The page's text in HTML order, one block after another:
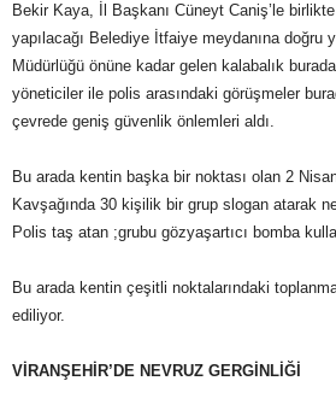
Bekir Kaya, İl Başkanı Cüneyt Caniş’le
yapılacağı Belediye İtfaiye meydanına doğru
Müdürlüğü önüne kadar gelen kalabalık
yöneticiler ile polis arasındaki görüşmeler
çevrede geniş güvenlik önlemleri aldı.
Bu arada kentin başka bir noktası olan 2
Kavşağında 30 kişilik bir grup slogan atarak
Polis taş atan ;grubu gözyaşartıcı bomba
Bu arada kentin çeşitli noktalarındaki
ediliyor.
VİRANŞEHİR’DE NEVRUZ GERGİNLİĞİ